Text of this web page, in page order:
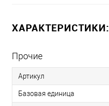
ХАРАКТЕРИСТИКИ:
Прочие
Артикул
Базовая единица